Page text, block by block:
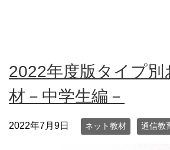
2022年度版タイプ別
材－中学生編－
2022年7月9日 ネット教材 通信教